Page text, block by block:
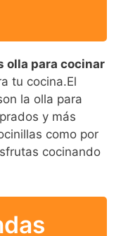
olla para cocinar
tu cocina.El
la olla para
y más
como por
cocinando